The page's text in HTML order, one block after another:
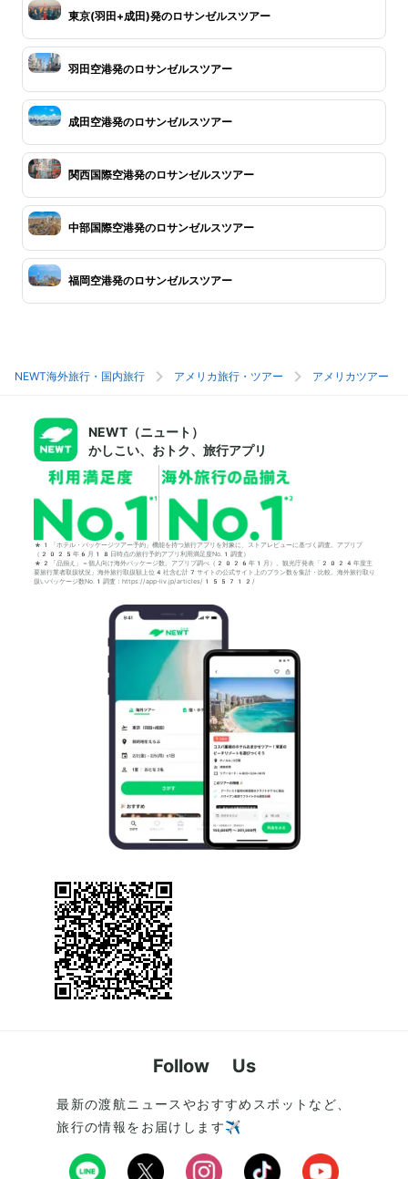
東京(羽田+成田)発のロサンゼルスツアー
羽田空港発のロサンゼルスツアー
成田空港発のロサンゼルスツアー
関西国際空港発のロサンゼルスツアー
中部国際空港発のロサンゼルスツアー
福岡空港発のロサンゼルスツアー
NEWT海外旅行・国内旅行 アメリカ旅行・ツアー アメリカツアー
NEWT（ニュート）
かしこい、おトク、旅行アプリ
*1「ホテル・パッケージツアー予約」機能を持つ旅行アプリを対象に、ストアレビューに基づく調査。アプリブ
（2025年6月18日時点の旅行予約アプリ利用満足度No.1調査）
*2「品揃え」＝個人向け海外パッケージ数。アプリブ調べ（2026年1月）。観光庁発表「2024年度主
要旅行業者取扱状況」海外旅行取扱額上位4社含む計7サイトの公式サイト上のプラン数を集計・比較。海外旅行取り
扱いパッケージ数No.1調査：https://app-liv.jp/articles/155712/
Follow Us
最新の渡航ニュースやおすすめスポットなど、
旅行の情報をお届けします✈️